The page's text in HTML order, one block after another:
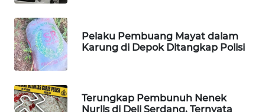
Pelaku Pembuang Mayat dalam
Karung di Depok Ditangkap Polisi
Terungkap Pembunuh Nenek
Nurlis di Deli Serdang, Ternyata
PERSONA
WAHANA
OTOMOTIF
HEALTH